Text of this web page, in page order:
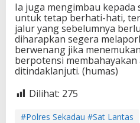
Ia juga mengimbau
untuk tetap berhati-hati,
jalur yang sebelumnya
diharapkan segera
berwenang jika
berpotensi
ditindaklanjuti. (humas)
Dilihat: 275
#Polres Sekadau #Sat Lantas